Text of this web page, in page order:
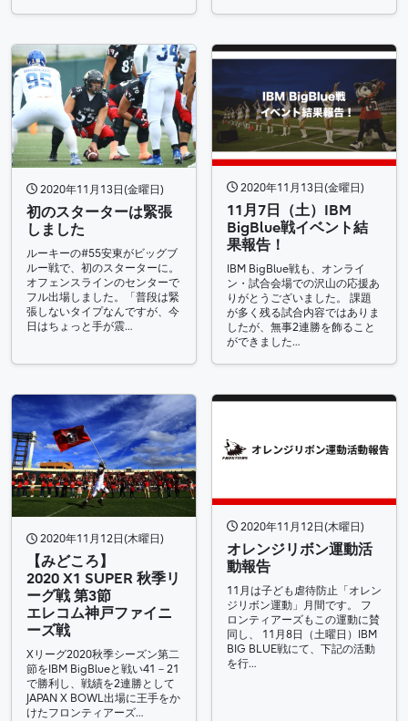
2020年11月13日(金曜日)
初のスターターは緊張
しました
ルーキーの#55安東がビッグブ
ルー戦で、初のスターターに。
オフェンスラインのセンターで
フル出場しました。「普段は緊
張しないタイプなんですが、今
日はちょっと手が震…
2020年11月13日(金曜日)
11月7日（土）IBM
BigBlue戦イベント結
果報告！
IBM BigBlue戦も、オンライ
ン・試合会場での沢山の応援あ
りがとうございました。 課題
が多く残る試合内容ではありま
したが、無事2連勝を飾ること
ができました…
2020年11月12日(木曜日)
【みどころ】
2020 X1 SUPER 秋季リ
ーグ戦 第3節
エレコム神戸ファイニ
ーズ戦
Xリーグ2020秋季シーズン第二
節をIBM BigBlueと戦い41－21
で勝利し、戦績を2連勝として
JAPAN X BOWL出場に王手をか
けたフロンティアーズ…
2020年11月12日(木曜日)
オレンジリボン運動活
動報告
11月は子ども虐待防止「オレン
ジリボン運動」月間です。 フ
ロンティアーズもこの運動に賛
同し、 11月8日（土曜日）IBM
BIG BLUE戦にて、下記の活動
を行…